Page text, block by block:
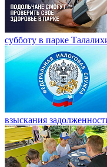
субботу в парке
взыскания